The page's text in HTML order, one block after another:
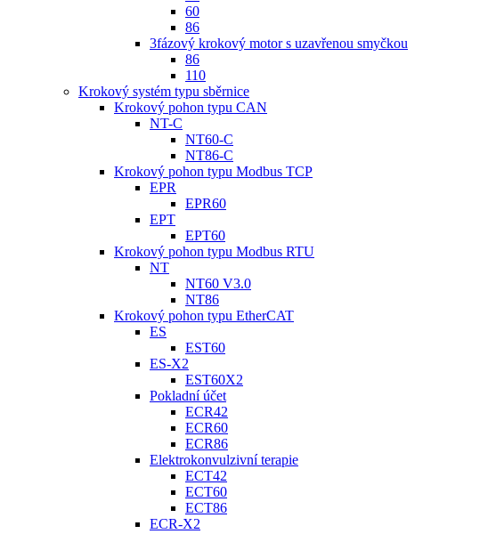
60
86
3fázový krokový motor s uzavřenou smyčkou
86
110
Krokový systém typu sběrnice
Krokový pohon typu CAN
NT-C
NT60-C
NT86-C
Krokový pohon typu Modbus TCP
EPR
EPR60
EPT
EPT60
Krokový pohon typu Modbus RTU
NT
NT60 V3.0
NT86
Krokový pohon typu EtherCAT
ES
EST60
ES-X2
EST60X2
Pokladní účet
ECR42
ECR60
ECR86
Elektrokonvulzivní terapie
ECT42
ECT60
ECT86
ECR-X2